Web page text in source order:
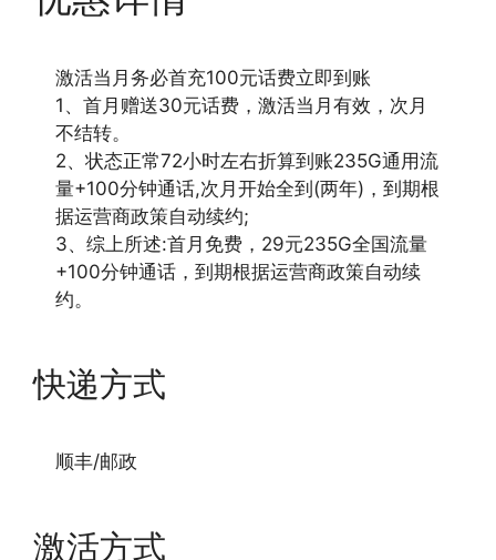
激活当月务必首充100元话费立即到账
1、首月赠送30元话费，激活当月有效，次月
不结转。
2、状态正常72小时左右折算到账235G通用流
量+100分钟通话,次月开始全到(两年)，到期根
据运营商政策自动续约;
3、综上所述:首月免费，29元235G全国流量
+100分钟通话，到期根据运营商政策自动续
约。
快递方式
顺丰/邮政
激活方式